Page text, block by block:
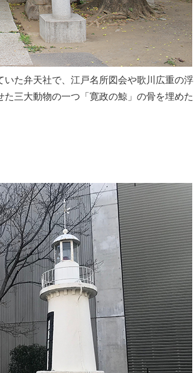
た弁天社で、江戸名所図会や歌川広重の浮
三大動物の一つ「寛政の鯨」の骨を埋めた